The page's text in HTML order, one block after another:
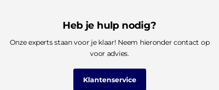
Heb je hulp nodig?
Onze experts staan voor je klaar! Neem hieronder contact op
voor advies.
Klantenservice